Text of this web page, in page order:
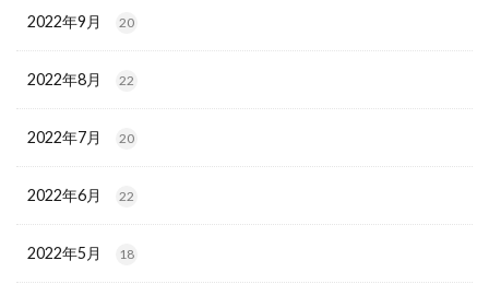
2022年9月 20
2022年8月 22
2022年7月 20
2022年6月 22
2022年5月 18